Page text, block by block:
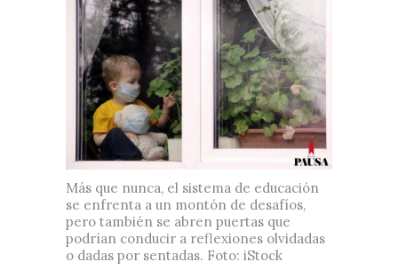
Más que nunca, el sistema de educación
se enfrenta a un montón de desafíos,
pero también se abren puertas que
podrían conducir a reflexiones olvidadas
o dadas por sentadas. Foto: iStock